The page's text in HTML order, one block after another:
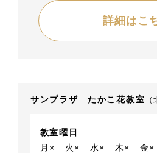
詳細はこ
サンプラザ たかこ花教室
教室曜日
月×
火× 水× 木× 金×